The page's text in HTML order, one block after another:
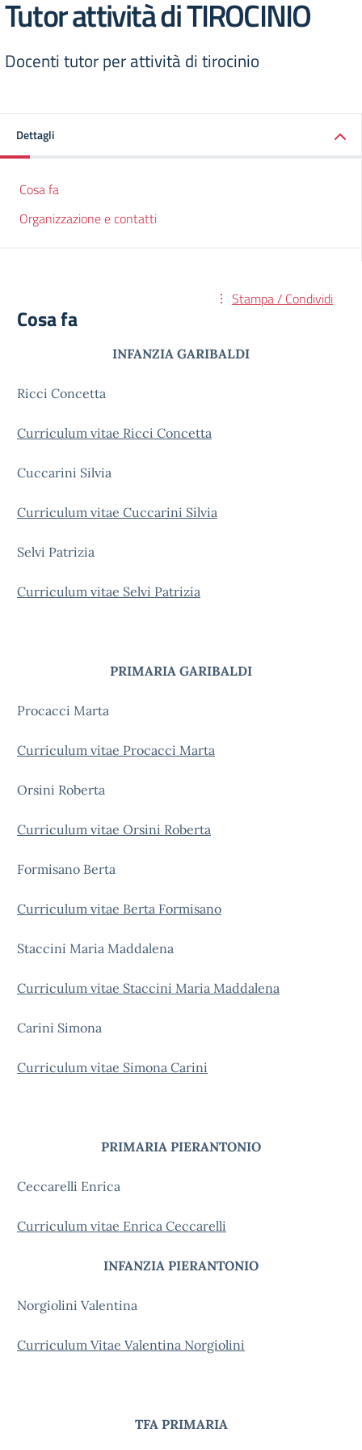
Tutor attività di TIROCINIO
Docenti tutor per attività di tirocinio
Dettagli
Cosa fa
Organizzazione e contatti
Stampa / Condividi
Cosa fa
INFANZIA GARIBALDI
Ricci Concetta
Curriculum vitae Ricci Concetta
Cuccarini Silvia
Curriculum vitae Cuccarini Silvia
Selvi Patrizia
Curriculum vitae Selvi Patrizia
PRIMARIA GARIBALDI
Procacci Marta
Curriculum vitae Procacci Marta
Orsini Roberta
Curriculum vitae Orsini Roberta
Formisano Berta
Curriculum vitae Berta Formisano
Staccini Maria Maddalena
Curriculum vitae Staccini Maria Maddalena
Carini Simona
Curriculum vitae Simona Carini
PRIMARIA PIERANTONIO
Ceccarelli Enrica
Curriculum vitae Enrica Ceccarelli
INFANZIA PIERANTONIO
Norgiolini Valentina
Curriculum Vitae Valentina Norgiolini
TFA PRIMARIA